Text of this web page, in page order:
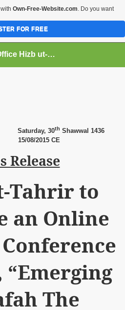
Media Office Hizb ut-Tahrir Pakistan
Saturday, 30th Shawwal 1436
15/08/2015 CE
Release
Tahrir to
an Online
The
Own-Free-Website.com. Do you want
FOR FREE